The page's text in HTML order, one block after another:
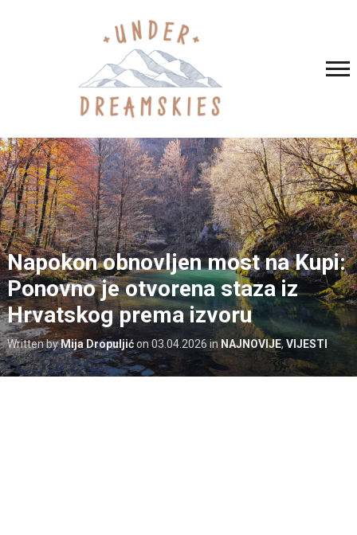
Napokon obnovljen most na Kupi:
Ponovno je otvorena staza iz
Hrvatskog prema izvoru
Written byMija Dropuljićon03.04.2026 in NAJNOVIJE, VIJESTI